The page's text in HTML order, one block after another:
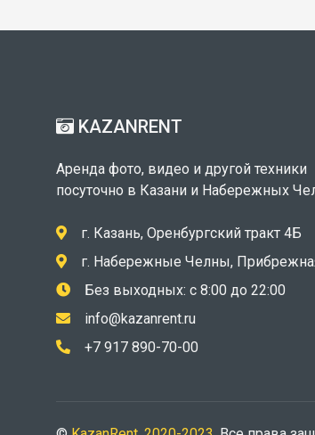
KAZANRENT
Аренда фото, видео и другой техники
посуточно в Казани и Набережных
г. Казань, Оренбургский тракт 4Б
г. Набережные Челны,
Без выходных: с 8:00 до 22:00
info@kazanrent.ru
+7 917 890-70-00